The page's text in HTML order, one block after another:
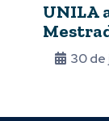
UNILA
30 de